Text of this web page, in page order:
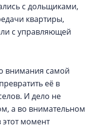
с дольщиками,
квартиры,
с управляющей
внимания самой
её в
И дело не
а во внимательном
момент